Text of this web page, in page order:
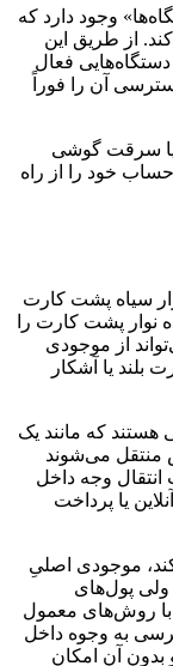
وجود دارد که
از طریق این
فعال
آن را فوراً
یا سرقت گوشی
خود را از راه
سیاه پشت کارت
نوار پشت کارت را
از موجودی
بلند یا آشکار
که مانند یک
منتقل می‌شوند
انتقال وجه داخل
یا پرداخت
موجودی اصلیِ
پول‌های
با روش‌های معمول
به وجوه داخل
بدون آن امکان